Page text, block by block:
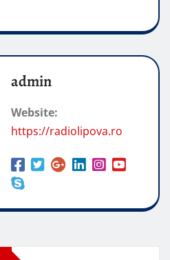
admin
Website:
https://radiolipova.ro